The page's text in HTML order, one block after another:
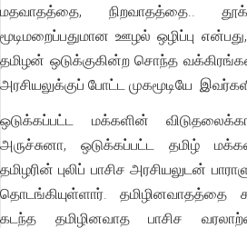
மதவாதத்தை, நிறவாதத்தை..
மூடிமறைப்பதுமான ஊழல் ஒழிப்பு
தமிழன் ஒடுக்குகின்ற சொந்த
அரசியலுக்குப் போட்ட முகமூடியே
ஒடுக்கப்பட்ட மக்களின்
அருச்சுனா, ஒடுக்கப்பட்ட தமிழ்
தமிழரின் புலிப் பாசிச அரசியலுடன்
தொடங்கியுள்ளார். தமிழினவாதத்தை
கடந்த தமிழினவாத பாசிச வரலாற்றை